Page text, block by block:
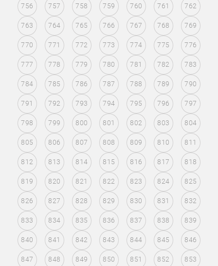
756 757 758 759 760 761 762
763 764 765 766 767 768 769
770 771 772 773 774 775 776
777 778 779 780 781 782 783
784 785 786 787 788 789 790
791 792 793 794 795 796 797
798 799 800 801 802 803 804
805 806 807 808 809 810 811
812 813 814 815 816 817 818
819 820 821 822 823 824 825
826 827 828 829 830 831 832
833 834 835 836 837 838 839
840 841 842 843 844 845 846
847 848 849 850 851 852 853